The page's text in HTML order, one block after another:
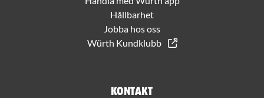
Hållbarhet
Jobba hos oss
Würth Kundklubb
Kontakt